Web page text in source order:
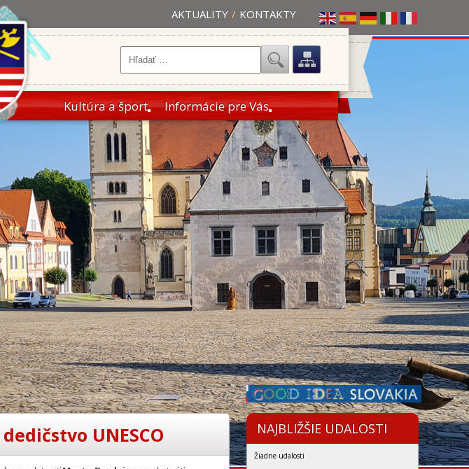
AKTUALITY / KONTAKTY
Kultúra a šport
Informácie pre Vás
UNESCO NAJBLIŽŠIE UDALOSTI
Žiadne udalosti